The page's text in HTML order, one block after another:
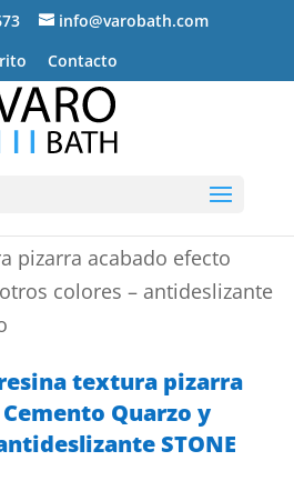
info@varobath.com
Contacto
pizarra acabado efecto
colores – antideslizante
textura pizarra
Quarzo y
STONE